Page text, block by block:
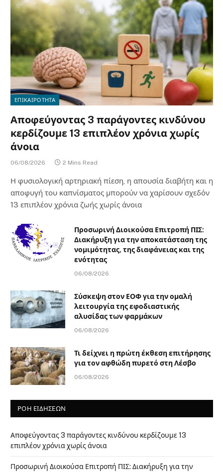
ΕΠΙΚΑΙΡΟΤΗΤΑ
Αποφεύγοντας 3 παράγοντες κινδύνου
κερδίζουμε 13 επιπλέον χρόνια χωρίς
άνοια
06/08/2026 2 Mins Read
Η φυσιολογική αρτηριακή πίεση, η απουσία διαβήτη και η
αποφυγή του καπνίσματος μπορούν να χαρίσουν σχεδόν
13 επιπλέον χρόνια ζωής χωρίς άνοια
Προσωρινή Διοικούσα Επιτροπή ΠΙΣ:
Διακήρυξη για την αποκατάσταση της
νομιμότητας, της διαφάνειας και της
ενότητας
06/08/2026
Σύσκεψη στον ΕΟΦ για την ομαλή
λειτουργία της εφοδιαστικής
αλυσίδας των φαρμάκων
06/08/2026
Τι δείχνει η πρώτη έκθεση επιτήρησης
για τον αφθώδη πυρετό στη Λέσβο
06/08/2026
ΡΟΗ ΕΙΔΗΣΕΩΝ
Αποφεύγοντας 3 παράγοντες κινδύνου κερδίζουμε 13
επιπλέον χρόνια χωρίς άνοια
Προσωρινή Διοικούσα Επιτροπή ΠΙΣ: Διακήρυξη για την